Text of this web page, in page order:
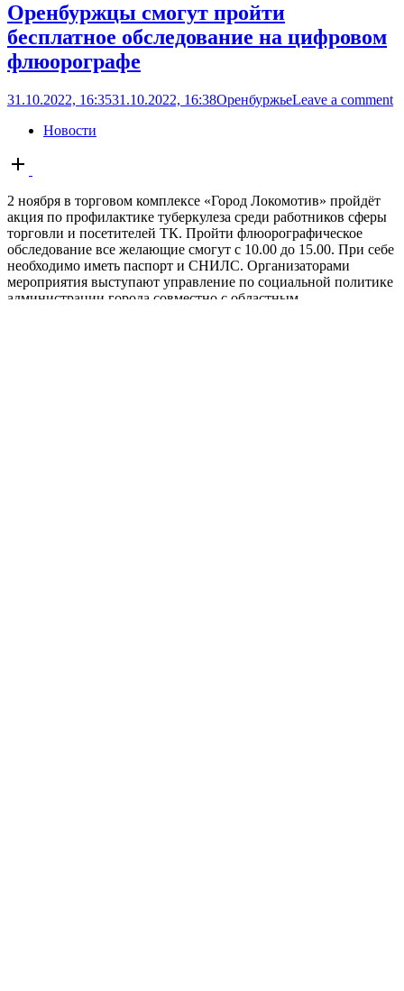
Оренбуржцы смогут пройти
бесплатное обследование на цифровом
флюорографе
31.10.2022, 16:3531.10.2022, 16:38ОренбуржьеLeave a comment
Новости
Open
post
2 ноября в торговом комплексе «Город Локомотив» пройдёт
акция по профилактике туберкулеза среди работников сферы
торговли и посетителей ТК. Пройти флюорографическое
обследование все желающие смогут с 10.00 до 15.00. При себе
необходимо иметь паспорт и СНИЛС. Организаторами
мероприятия выступают управление по социальной политике
администрации города совместно с областным